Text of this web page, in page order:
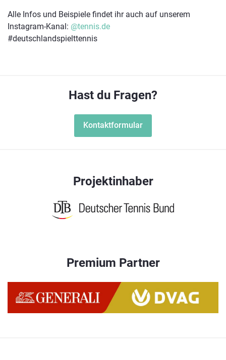
Alle Infos und Beispiele findet ihr auch auf unserem
Instagram-Kanal: @tennis.de
#deutschlandspielttennis
Hast du Fragen?
Kontaktformular
Projektinhaber
Premium Partner